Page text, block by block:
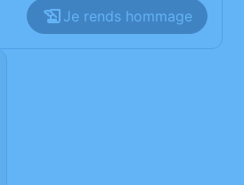
Je rends hommage